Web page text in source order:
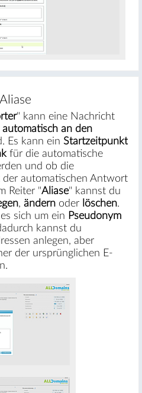
" kann eine Nachricht
automatisch an den
Es kann ein Startzeitpunkt
für die automatische
und ob die
automatischen Antwort
Reiter "Aliase" kannst du
, ändernoder löschen.
sich um ein Pseudonym
kannst du
anlegen, aber
der ursprünglichen E-